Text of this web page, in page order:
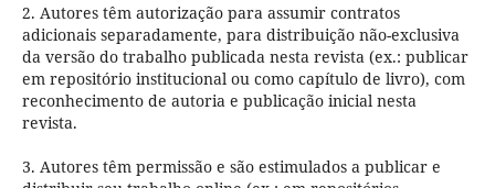
2. Autores têm autorização para assumir contratos
adicionais separadamente, para distribuição não-exclusiva
da versão do trabalho publicada nesta revista (ex.: publicar
em repositório institucional ou como capítulo de livro), com
reconhecimento de autoria e publicação inicial nesta
revista.
3. Autores têm permissão e são estimulados a publicar e